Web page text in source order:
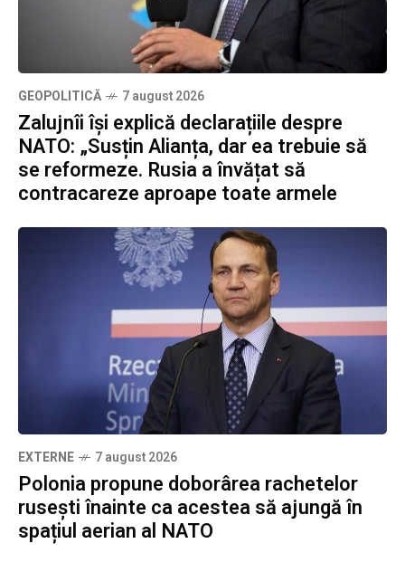
GEOPOLITICĂ 7 august 2026
Zalujnîi își explică declarațiile despre
NATO: „Susțin Alianța, dar ea trebuie să
se reformeze. Rusia a învățat să
contracareze aproape toate armele
EXTERNE 7 august 2026
Polonia propune doborârea rachetelor
rusești înainte ca acestea să ajungă în
spațiul aerian al NATO